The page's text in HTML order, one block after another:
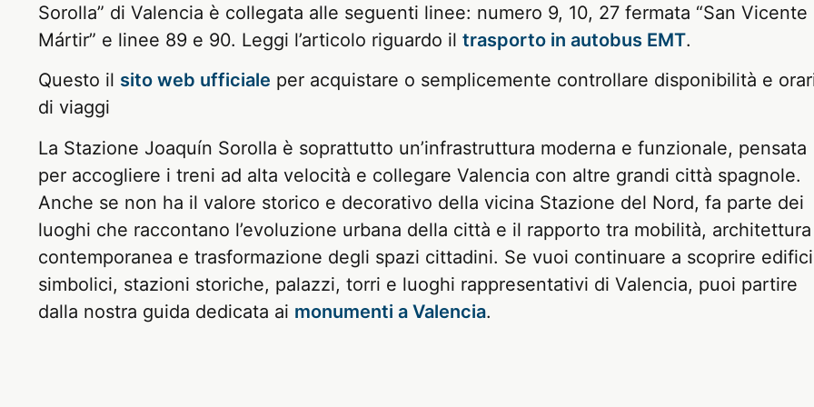
Sorolla” di Valencia è collegata alle seguenti linee: numero 9, 10, 27 fermata “San Vicente
Mártir” e linee 89 e 90. Leggi l’articolo riguardo il trasporto in autobus EMT.
Questo il sito web ufficiale per acquistare o semplicemente controllare disponibilità e
di viaggi
La Stazione Joaquín Sorolla è soprattutto un’infrastruttura moderna e funzionale, pensata
per accogliere i treni ad alta velocità e collegare Valencia con altre grandi città spagnole.
Anche se non ha il valore storico e decorativo della vicina Stazione del Nord, fa parte dei
luoghi che raccontano l’evoluzione urbana della città e il rapporto tra mobilità, architettura
contemporanea e trasformazione degli spazi cittadini. Se vuoi continuare a scoprire edifici
simbolici, stazioni storiche, palazzi, torri e luoghi rappresentativi di Valencia, puoi partire
dalla nostra guida dedicata ai monumenti a Valencia.